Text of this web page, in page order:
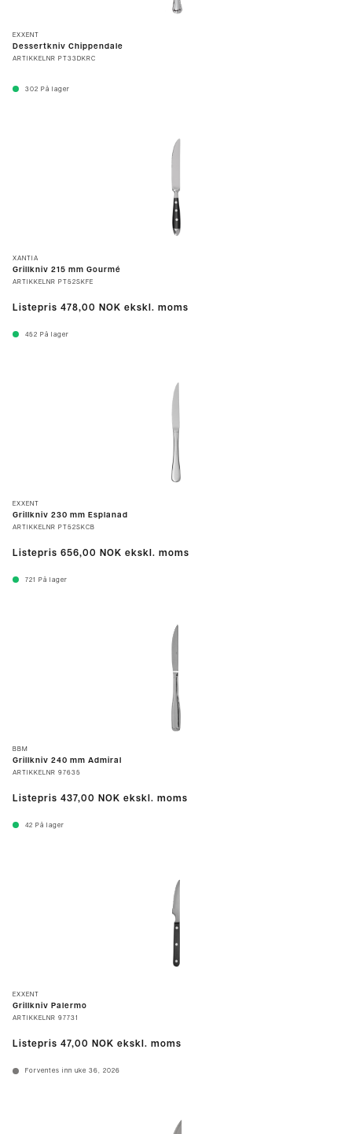
EXXENT
Dessertkniv Chippendale
ARTIKKELNR PT33DKRC
302 På lager
XANTIA
Grillkniv 215 mm Gourmé
ARTIKKELNR PT52SKFE
Listepris 478,00 NOK ekskl. moms
452 På lager
EXXENT
Grillkniv 230 mm Esplanad
ARTIKKELNR PT52SKCB
Listepris 656,00 NOK ekskl. moms
721 På lager
BBM
Grillkniv 240 mm Admiral
ARTIKKELNR 97635
Listepris 437,00 NOK ekskl. moms
42 På lager
EXXENT
Grillkniv Palermo
ARTIKKELNR 97731
Listepris 47,00 NOK ekskl. moms
Forventes inn uke 36, 2026